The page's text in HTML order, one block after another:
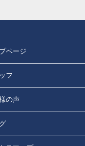
ページ
フ
の声